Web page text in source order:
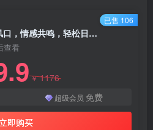
揭秘！简历模板赛道的新风口，情感共鸣，轻松日入千元，小白也能逆袭！ - 资源之家
查看
￥1176
超级会员 免费
即购买
已售 106